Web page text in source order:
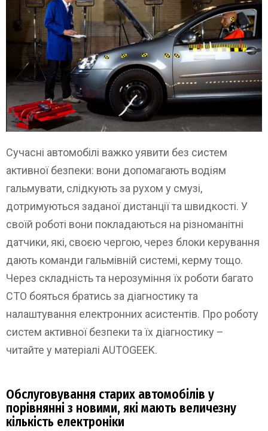
Сучасні автомобілі важко уявити без систем
активної безпеки: вони допомагають водіям
гальмувати, слідкують за рухом у смузі,
дотримуються заданої дистанції та швидкості. У
своїй роботі вони покладаються на різноманітні
датчики, які, своєю чергою, через блоки керування
дають команди гальмівній системі, керму тощо.
Через складність та нерозуміння їх роботи багато
СТО бояться братись за діагностику та
налаштування електронних асистентів. Про роботу
систем активної безпеки та їх діагностику –
читайте у матеріалі AUTOGEEK.
Обслуговування старих автомобілів у
порівнянні з новими, які мають величезну
кількість електроніки